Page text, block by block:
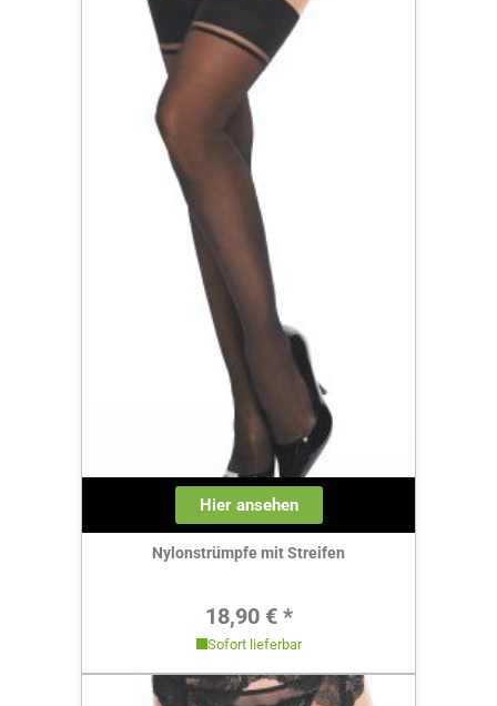
Hier ansehen
Nylonstrümpfe mit Streifen
Regulärer Preis:
18,90 € *
Sofort lieferbar